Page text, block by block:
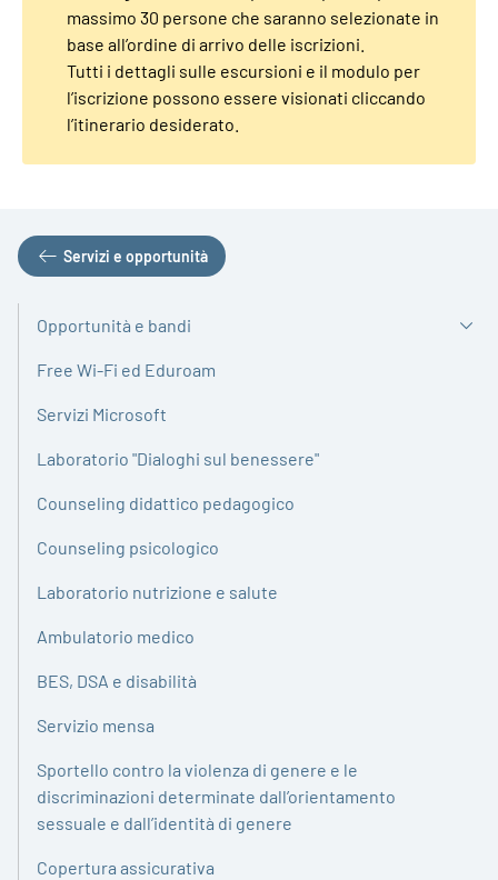
massimo 30 persone che saranno selezionate in
base all’ordine di arrivo delle iscrizioni.
Tutti i dettagli sulle escursioni e il modulo per
l’iscrizione possono essere visionati cliccando
l’itinerario desiderato.
Servizi e opportunità
Opportunità e bandi
Free Wi-Fi ed Eduroam
Servizi Microsoft
Laboratorio "Dialoghi sul benessere"
Counseling didattico pedagogico
Counseling psicologico
Laboratorio nutrizione e salute
Ambulatorio medico
BES, DSA e disabilità
Servizio mensa
Sportello contro la violenza di genere e le
discriminazioni determinate dall’orientamento
sessuale e dall’identità di genere
Copertura assicurativa